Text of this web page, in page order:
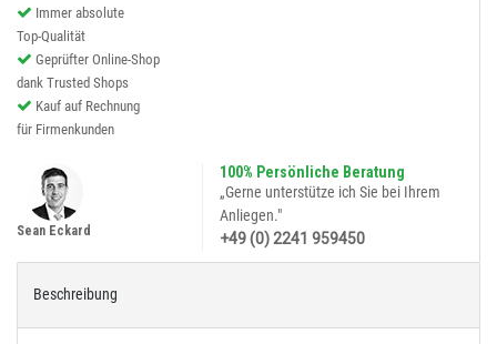
Immer absolute
Top-Qualität
Geprüfter Online-Shop
dank Trusted Shops
Kauf auf Rechnung
für Firmenkunden
100% Persönliche Beratung
„Gerne unterstütze ich Sie bei Ihrem
Anliegen."
+49 (0) 2241 959450
Sean Eckard
Beschreibung